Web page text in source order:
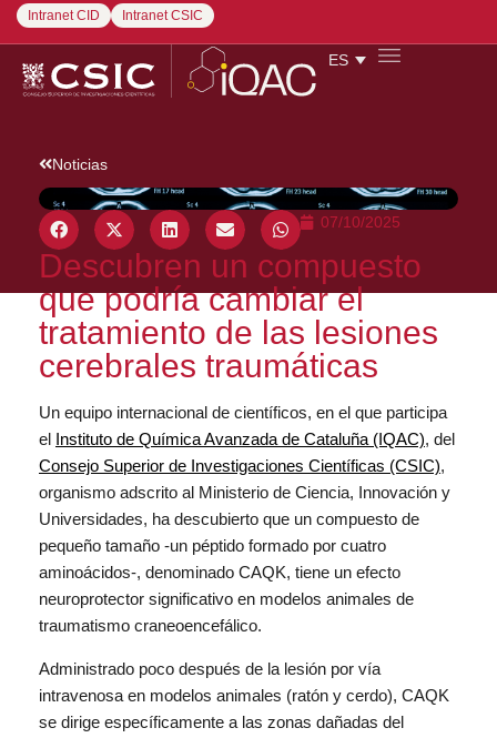
Intranet CID Intranet CSIC
ES
Noticias
07/10/2025
Descubren un compuesto
que podría cambiar el
tratamiento de las lesiones
cerebrales traumáticas
Un equipo internacional de científicos, en el que participa
el Instituto de Química Avanzada de Cataluña (IQAC), del
Consejo Superior de Investigaciones Científicas (CSIC),
organismo adscrito al Ministerio de Ciencia, Innovación y
Universidades, ha descubierto que un compuesto de
pequeño tamaño -un péptido formado por cuatro
aminoácidos-, denominado CAQK, tiene un efecto
neuroprotector significativo en modelos animales de
traumatismo craneoencefálico.
Administrado poco después de la lesión por vía
intravenosa en modelos animales (ratón y cerdo), CAQK
se dirige específicamente a las zonas dañadas del